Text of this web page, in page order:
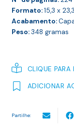
Formato:15,3 x 23,3
Acabamento:
Peso:348 gramas
CLIQUE PARA
ADICIONAR
Partilhe: